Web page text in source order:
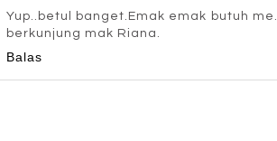
Yup..betul banget.Emak emak butuh
berkunjung mak Riana.
Balas